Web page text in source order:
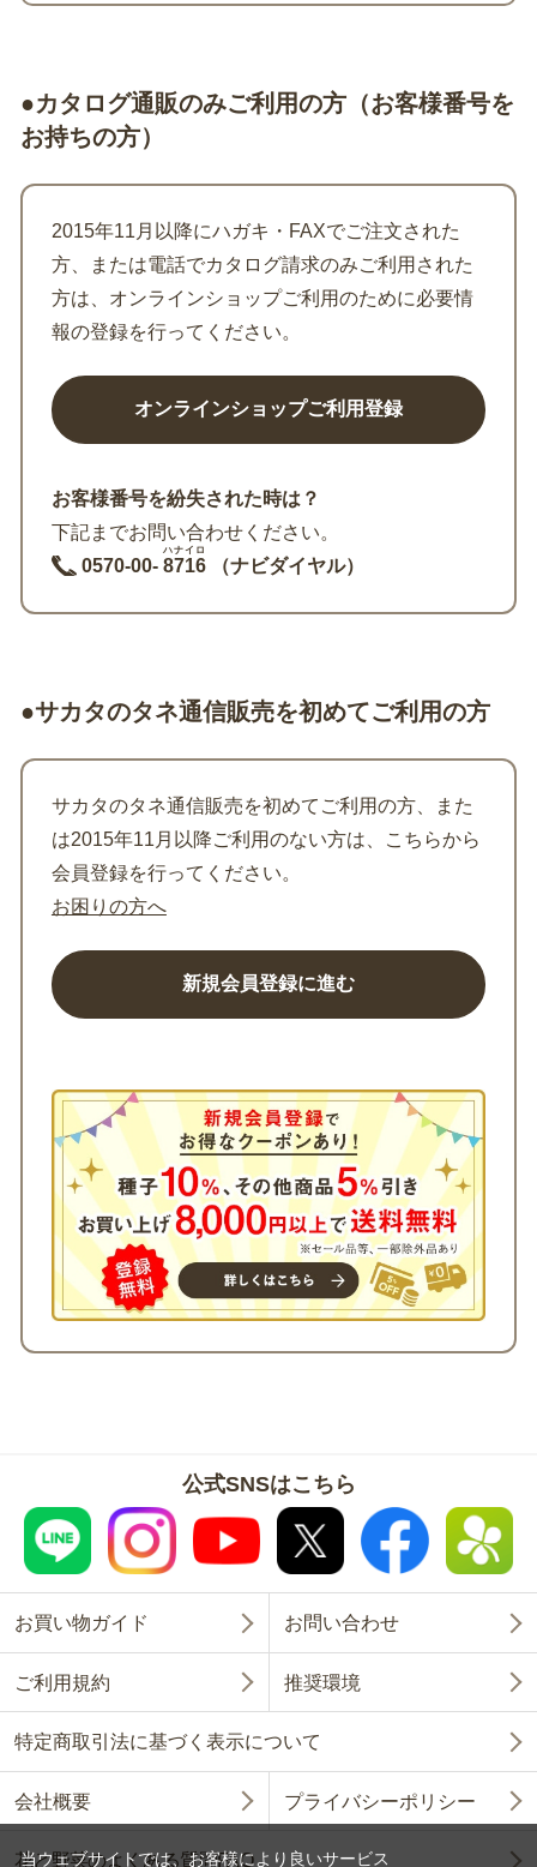
●カタログ通販のみご利用の方（お客様番号を
お持ちの方）
2015年11月以降にハガキ・FAXでご注文された
方、または電話でカタログ請求のみご利用された
方は、オンラインショップご利用のために必要情
報の登録を行ってください。
お客様番号を紛失された時は？
下記までお問い合わせください。
0570-00- 8716
ハナイロ
（ナビダイヤル）
●サカタのタネ通信販売を初めてご利用の方
サカタのタネ通信販売を初めてご利用の方、また
は2015年11月以降ご利用のない方は、こちらから
会員登録を行ってください。
お困りの方へ
公式SNSはこちら
お買い物ガイド お問い合わせ
ご利用規約 推奨環境
特定商取引法に基づく表示について
会社概要 プライバシーポリシー
花と野菜のよくある質問FAQ
当ウェブサイトでは、お客様により良いサービス